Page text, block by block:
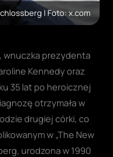
| Foto: x.com
wnuczka prezydenta
Kennedy oraz
35 lat po heroicznej
otrzymała w
drugiej córki, co
w „The New
urodzona w 1990